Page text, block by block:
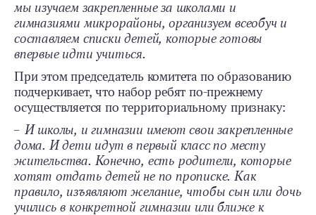
мы изучаем закрепленные за школами и
гимназиями микрорайоны, организуем всеобуч и
составляем списки детей, которые готовы
впервые идти учиться.
При этом председатель комитета по образованию
подчеркивает, что набор ребят по-прежнему
осуществляется по территориальному признаку:
– И школы, и гимназии имеют свои закрепленные
дома. И дети идут в первый класс по месту
жительства. Конечно, есть родители, которые
хотят отдать детей не по прописке. Как
правило, изъявляют желание, чтобы сын или дочь
учились в конкретной гимназии или ближе к